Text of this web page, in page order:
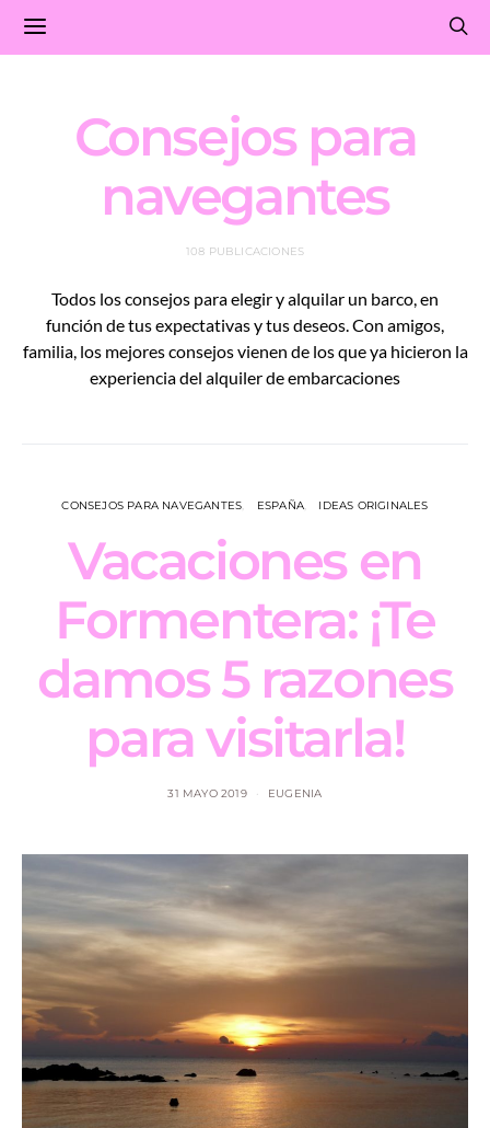
Consejos para
navegantes
108 PUBLICACIONES
Todos los consejos para elegir y alquilar un barco, en
función de tus expectativas y tus deseos. Con amigos,
familia, los mejores consejos vienen de los que ya hicieron la
experiencia del alquiler de embarcaciones
CONSEJOS PARA NAVEGANTES ESPAÑA IDEAS ORIGINALES
Vacaciones en
Formentera: ¡Te
damos 5 razones
para visitarla!
31 MAYO 2019 EUGENIA